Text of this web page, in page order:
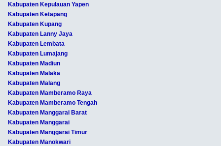
Kabupaten Kepulauan Yapen
Kabupaten Ketapang
Kabupaten Kupang
Kabupaten Lanny Jaya
Kabupaten Lembata
Kabupaten Lumajang
Kabupaten Madiun
Kabupaten Malaka
Kabupaten Malang
Kabupaten Mamberamo Raya
Kabupaten Mamberamo Tengah
Kabupaten Manggarai Barat
Kabupaten Manggarai
Kabupaten Manggarai Timur
Kabupaten Manokwari